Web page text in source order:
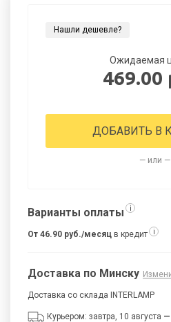
Нашли дешевле?
Ожидаемая
469.00
ДОБАВИТЬ В
— или —
Варианты оплаты i
От 46.90 руб./месяц в кредит i
Доставка по Минску
Доставка со склада INTERLAMP
Курьером: завтра, 10 августа —